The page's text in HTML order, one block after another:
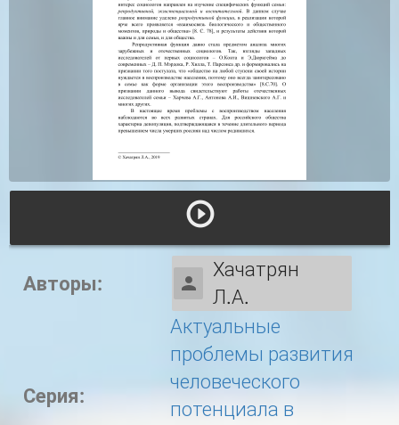
Авторы:
Хачатрян
Л.А.
Серия:
Актуальные
проблемы развития
человеческого
потенциала в